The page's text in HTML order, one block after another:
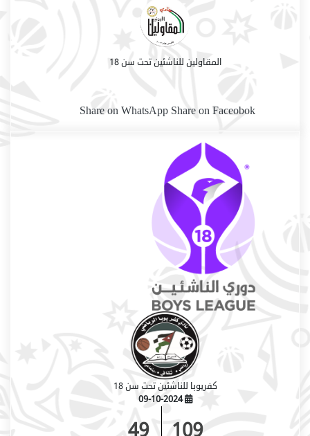
المقاولين للناشئين تحت سن 18
Share on WhatsApp Share on Faceobok
كفريوبا للناشئين تحت سن 18
09-10-2024